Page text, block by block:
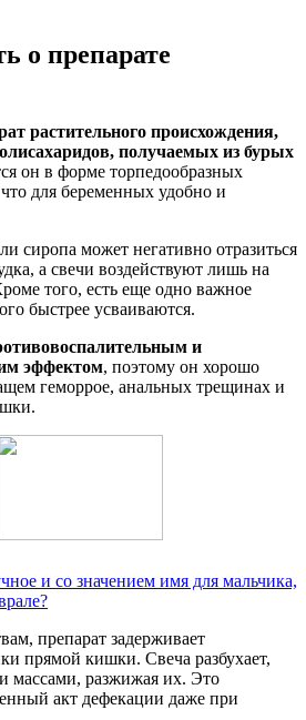
о препарате
растительного происхождения,
получаемых из бурых
он в форме торпедообразных
для беременных удобно и
сиропа может негативно отразиться
а свечи воздействуют лишь на
того, есть еще одно важное
быстрее усваиваются.
и
эффектом, поэтому он хорошо
геморрое, анальных трещинах и
и со значением имя для мальчика,
препарат задерживает
прямой кишки. Свеча разбухает,
массами, разжижая их. Это
акт дефекации даже при